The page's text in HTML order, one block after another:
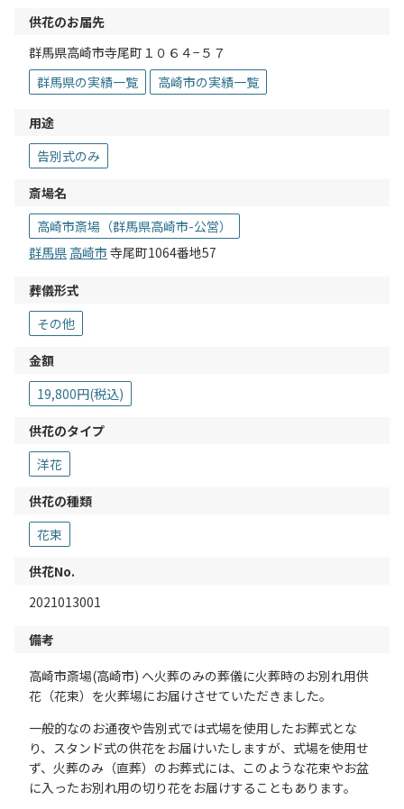
供花のお届先
群馬県高崎市寺尾町１０６４−５７
群馬県の実績一覧
高崎市の実績一覧
用途
告別式のみ
斎場名
高崎市斎場（群馬県高崎市-公営）
群馬県 高崎市 寺尾町1064番地57
葬儀形式
その他
金額
19,800円(税込)
供花のタイプ
洋花
供花の種類
花束
供花No.
2021013001
備考
高崎市斎場(高崎市) へ火葬のみの葬儀に火葬時のお別れ用供
花（花束）を火葬場にお届けさせていただきました。
一般的なのお通夜や告別式では式場を使用したお葬式とな
り、スタンド式の供花をお届けいたしますが、式場を使用せ
ず、火葬のみ（直葬）のお葬式には、このような花束やお盆
に入ったお別れ用の切り花をお届けすることもあります。